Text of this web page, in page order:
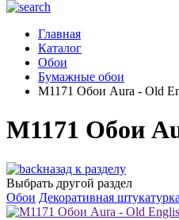
Главная
Каталог
Обои
Бумажные обои
M1171 Обои Aura - Old
M1171 Обои
назад к разделу
Выбрать другой раздел
Обои Декоративная штукатурка